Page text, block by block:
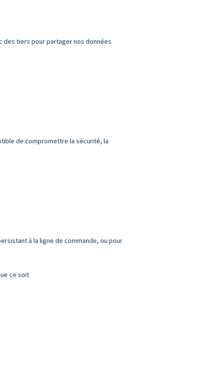
des tiers pour partager nos données
de compromettre la sécurité, la
à la ligne de commande, ou pour
ce soit